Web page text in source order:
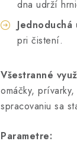
dna udrží
Jednoduchá
pri čistení.
Všestranné
omáčky,
spracovaniu sa
Parametre: